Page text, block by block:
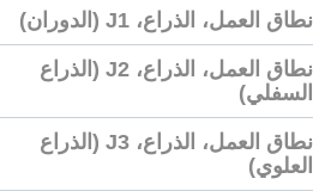
نطاق العمل، الذراع، J1 (الدوران)
نطاق العمل، الذراع، J2 (الذراع
السفلي)
نطاق العمل، الذراع، J3 (الذراع
العلوي)